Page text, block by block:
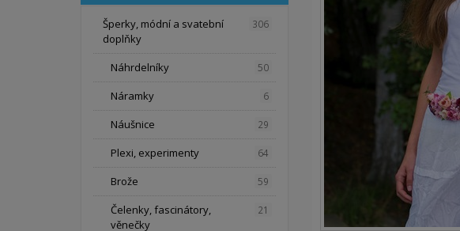
Šperky, módní a svatební
doplňky
306
Náhrdelníky 50
Náramky 6
Náušnice 29
Plexi, experimenty 64
Brože 59
Čelenky, fascinátory,
věnečky
21